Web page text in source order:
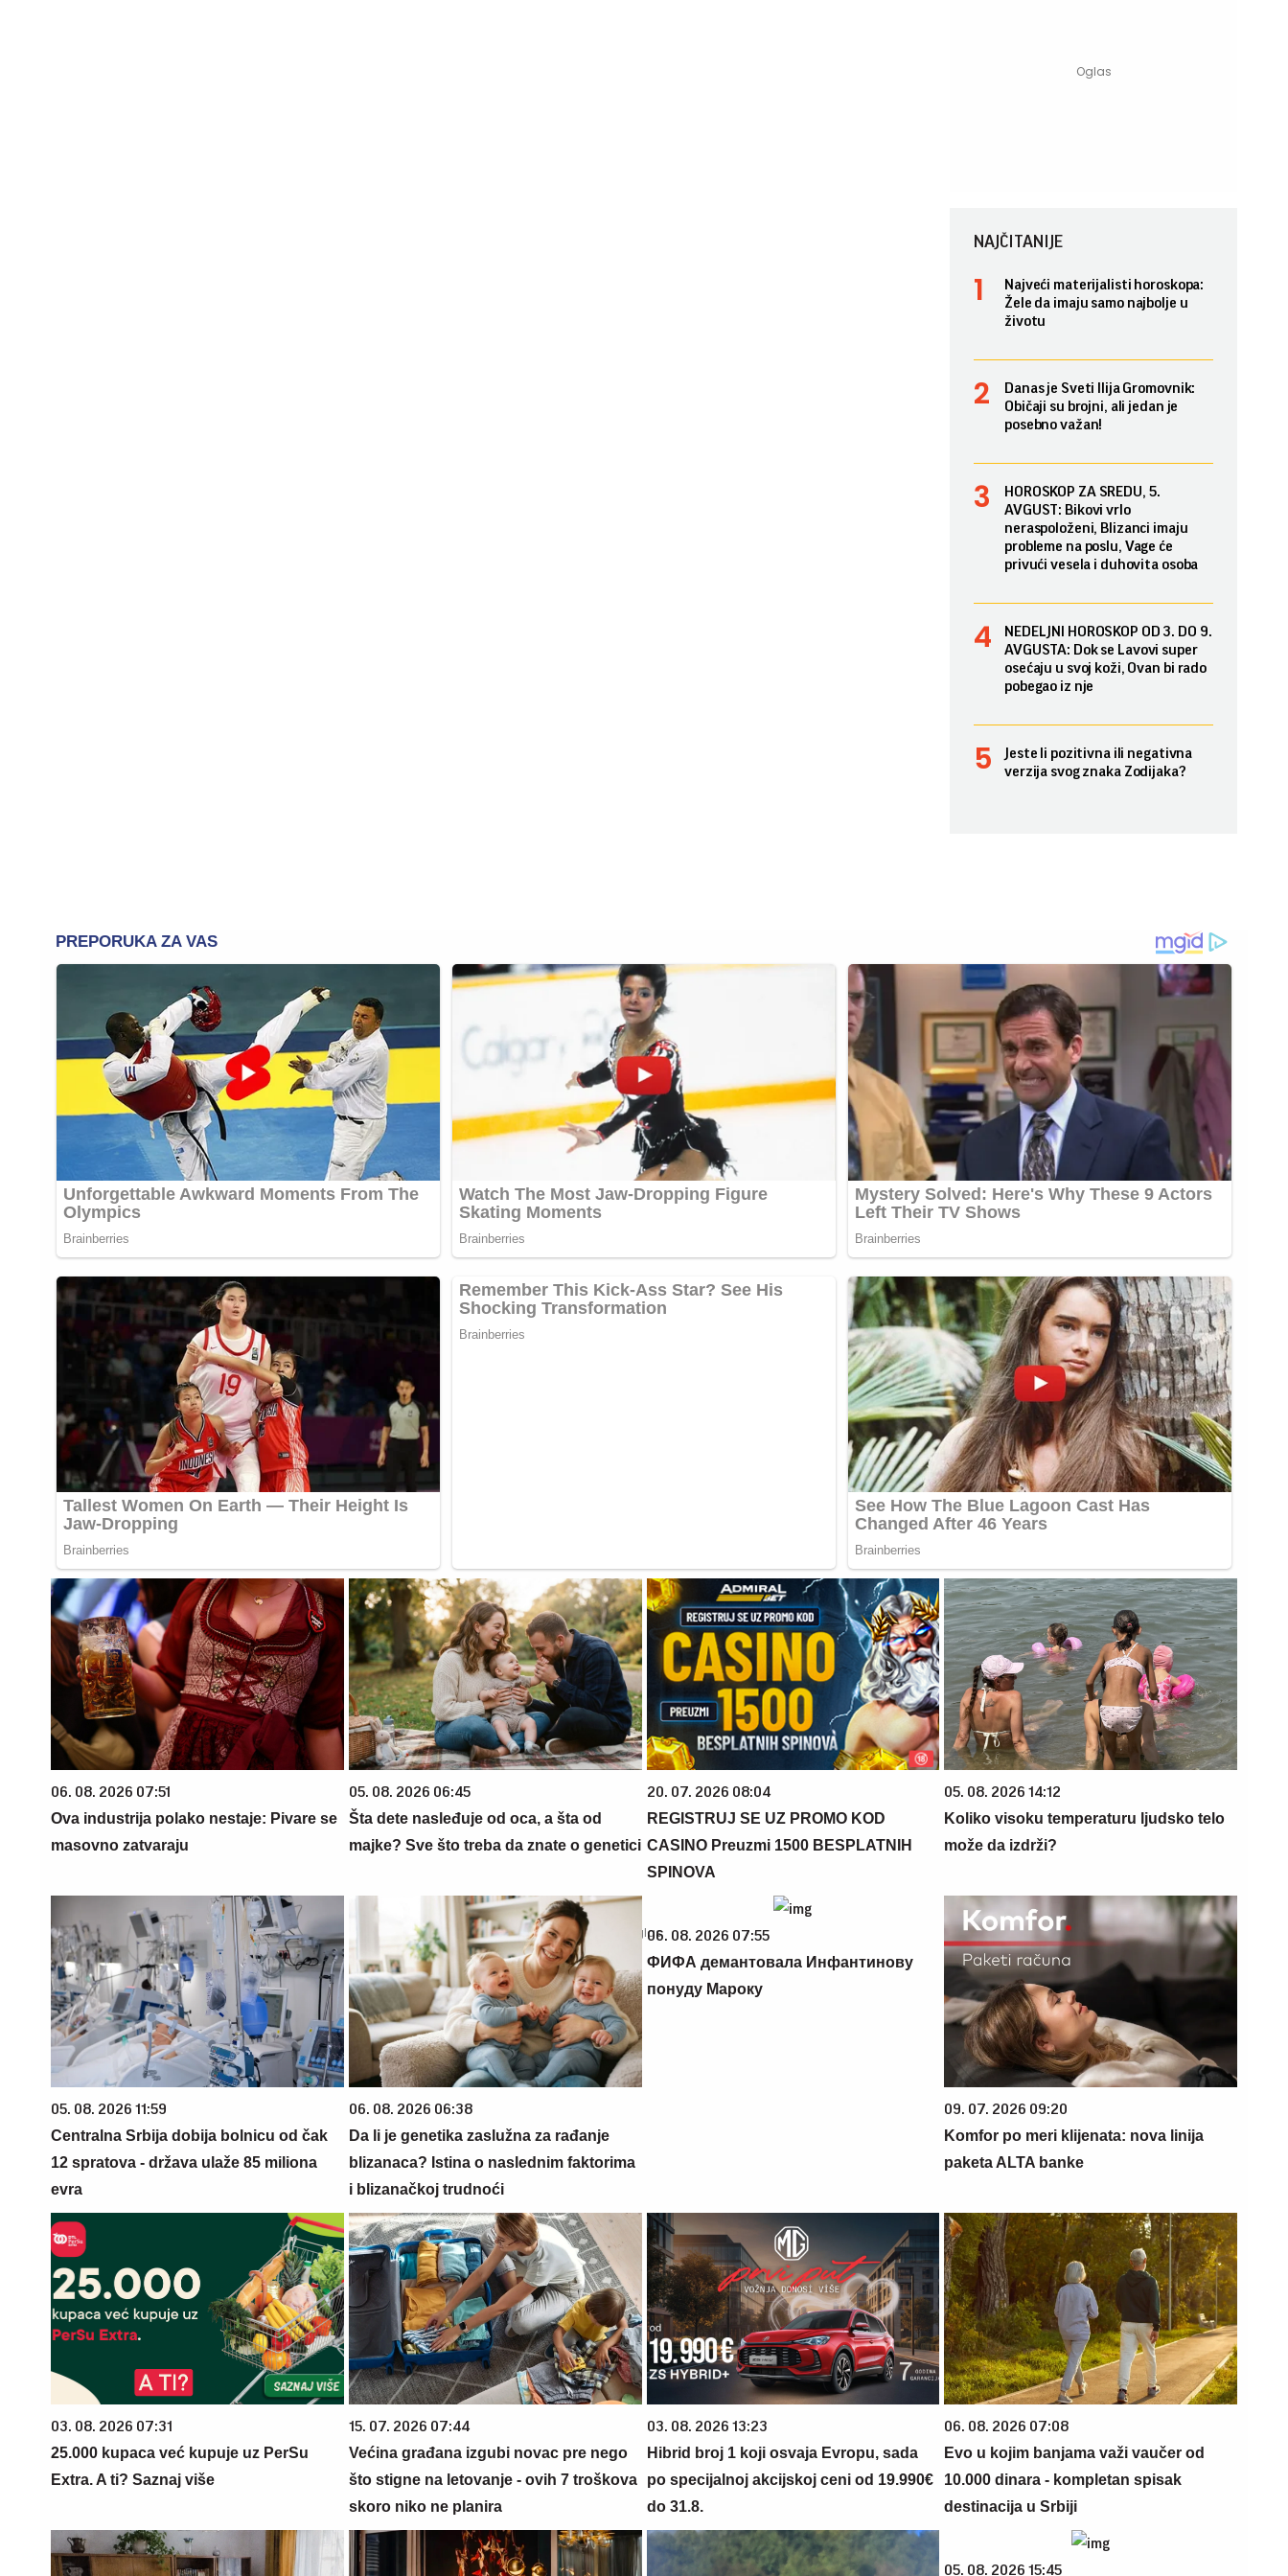
NAJČITANIJE
Najveći materijalisti horoskopa:
Žele da imaju samo najbolje u
životu
Danas je Sveti Ilija Gromovnik:
Običaji su brojni, ali jedan je
posebno važan!
HOROSKOP ZA SREDU, 5.
AVGUST: Bikovi vrlo
neraspoloženi, Blizanci imaju
probleme na poslu, Vage će
privući vesela i duhovita osoba
NEDELJNI HOROSKOP OD 3. DO 9.
AVGUSTA: Dok se Lavovi super
osećaju u svoj koži, Ovan bi rado
pobegao iz nje
Jeste li pozitivna ili negativna
verzija svog znaka Zodijaka?
06. 08. 2026 07:51
Ova industrija polako nestaje: Pivare se
masovno zatvaraju
05. 08. 2026 06:45
Šta dete nasleđuje od oca, a šta od
majke? Sve što treba da znate o genetici
20. 07. 2026 08:04
REGISTRUJ SE UZ PROMO KOD
CASINO Preuzmi 1500 BESPLATNIH
SPINOVA
05. 08. 2026 14:12
Koliko visoku temperaturu ljudsko telo
može da izdrži?
05. 08. 2026 11:59
Centralna Srbija dobija bolnicu od čak
12 spratova - država ulaže 85 miliona
evra
06. 08. 2026 06:38
Da li je genetika zaslužna za rađanje
blizanaca? Istina o naslednim faktorima
i blizanačkoj trudnoći
06. 08. 2026 07:55
ФИФА демантовала Инфантинову
понуду Мароку
09. 07. 2026 09:20
Komfor po meri klijenata: nova linija
paketa ALTA banke
03. 08. 2026 07:31
25.000 kupaca već kupuje uz PerSu
Extra. A ti? Saznaj više
15. 07. 2026 07:44
Većina građana izgubi novac pre nego
što stigne na letovanje - ovih 7 troškova
skoro niko ne planira
03. 08. 2026 13:23
Hibrid broj 1 koji osvaja Evropu, sada
po specijalnoj akcijskoj ceni od 19.990€
do 31.8.
06. 08. 2026 07:08
Evo u kojim banjama važi vaučer od
10.000 dinara - kompletan spisak
destinacija u Srbiji
05. 08. 2026 15:45